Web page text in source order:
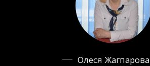
Олеся Жагпарова